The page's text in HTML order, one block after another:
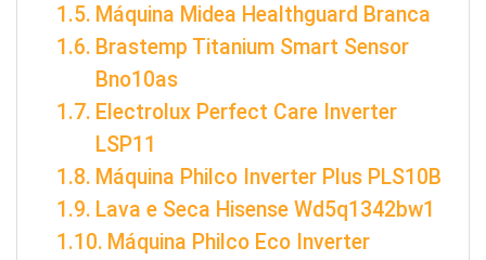
Máquina Midea Healthguard Branca
Brastemp Titanium Smart Sensor
Bno10as
Electrolux Perfect Care Inverter
LSP11
Máquina Philco Inverter Plus PLS10B
Lava e Seca Hisense Wd5q1342bw1
Máquina Philco Eco Inverter